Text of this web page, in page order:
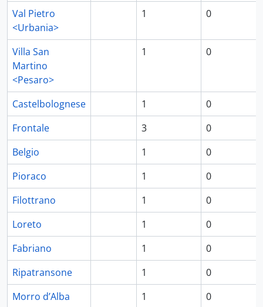
Val Pietro
<Urbania>
1 0
Villa San
Martino
<Pesaro>
1 0
Castelbolognese 1
0
Frontale
3
0
Belgio
1
0
Pioraco
1
0
Filottrano
1
0
Loreto
1
0
Fabriano
1
0
Ripatransone
1
0
Morro d’Alba
1
0